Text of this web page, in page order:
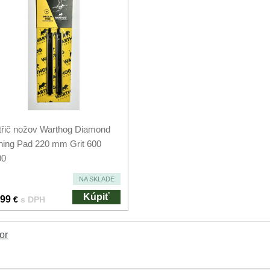
nožov Warthog Diamond
Pad 220 mm Grit 600
NA SKLADE
€ s DPH Kúpiť